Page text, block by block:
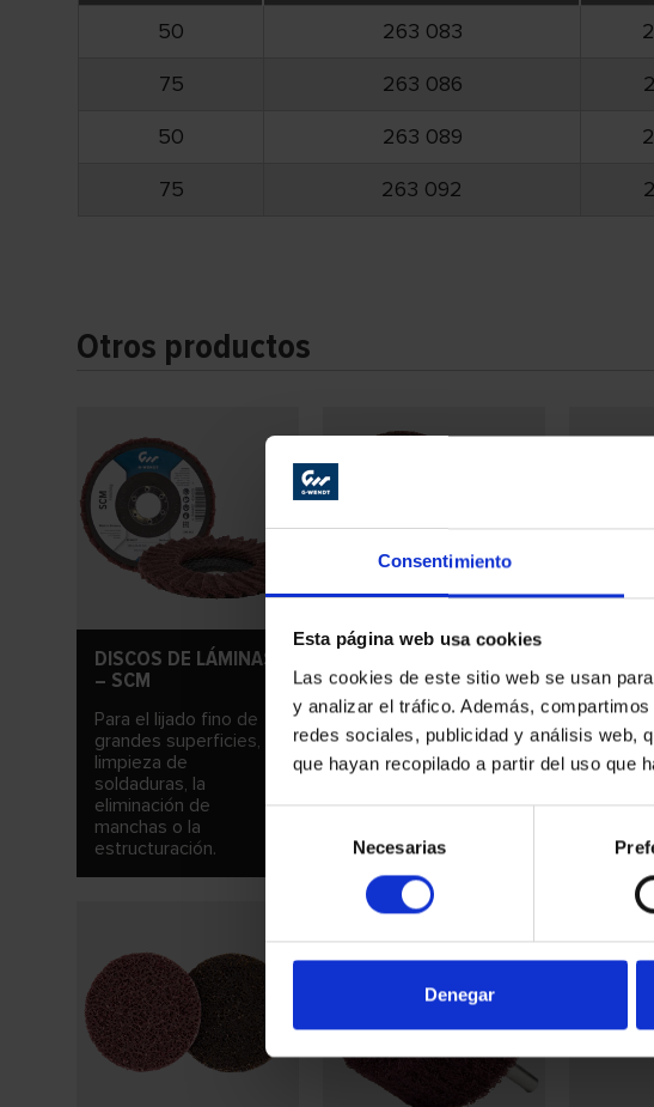
Consentimiento
Esta página web usa cookies
Las cookies de este sitio web se usan
y analizar el tráfico. Además,
redes sociales, publicidad y análisis web,
que hayan recopilado a partir del uso que
consentimiento
Necesarias
Denegar
50
263 083
75
263 086
50
263 089
75
263 092
Otros productos
DISCOS DE LÁMINAS
– SCM
Para el lijado fino de
grandes superficies, la
limpieza de
soldaduras, la
eliminación de
manchas o la
estructuración.
Para trabajos de
acabado en grandes
superficies.
Para el